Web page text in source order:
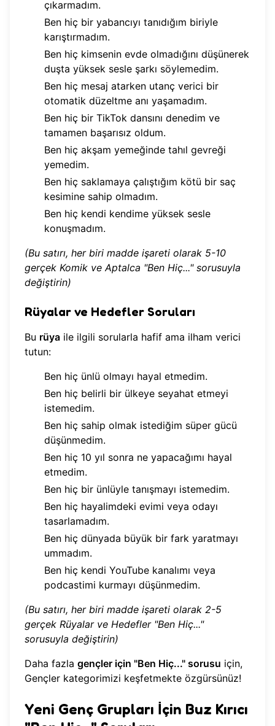
çıkarmadım.
Ben hiç bir yabancıyı tanıdığım biriyle
karıştırmadım.
Ben hiç kimsenin evde olmadığını düşünerek
duşta yüksek sesle şarkı söylemedim.
Ben hiç mesaj atarken utanç verici bir
otomatik düzeltme anı yaşamadım.
Ben hiç bir TikTok dansını denedim ve
tamamen başarısız oldum.
Ben hiç akşam yemeğinde tahıl gevreği
yemedim.
Ben hiç saklamaya çalıştığım kötü bir saç
kesimine sahip olmadım.
Ben hiç kendi kendime yüksek sesle
konuşmadım.
(Bu satırı, her biri madde işareti olarak 5-10
gerçek Komik ve Aptalca "Ben Hiç..." sorusuyla
değiştirin)
Rüyalar ve Hedefler Soruları
Bu rüya ile ilgili sorularla hafif ama ilham verici
tutun:
Ben hiç ünlü olmayı hayal etmedim.
Ben hiç belirli bir ülkeye seyahat etmeyi
istemedim.
Ben hiç sahip olmak istediğim süper gücü
düşünmedim.
Ben hiç 10 yıl sonra ne yapacağımı hayal
etmedim.
Ben hiç bir ünlüyle tanışmayı istemedim.
Ben hiç hayalimdeki evimi veya odayı
tasarlamadım.
Ben hiç dünyada büyük bir fark yaratmayı
ummadım.
Ben hiç kendi YouTube kanalımı veya
podcastimi kurmayı düşünmedim.
(Bu satırı, her biri madde işareti olarak 2-5
gerçek Rüyalar ve Hedefler "Ben Hiç..."
sorusuyla değiştirin)
Daha fazla gençler için "Ben Hiç..." sorusu için,
Gençler kategorimizi keşfetmekte özgürsünüz!
Yeni Genç Grupları İçin Buz Kırıcı